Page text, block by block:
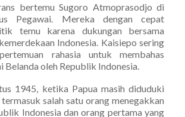
bertemu Sugoro Atmoprasodjo di
Pegawai. Mereka dengan cepat
temu karena dukungan bersama
Indonesia. Kaisiepo sering
rahasia untuk membahas
Belanda oleh Republik Indonesia.
1945, ketika Papua masih diduduki
termasuk salah satu orang menegakkan
Indonesia dan orang pertama yang